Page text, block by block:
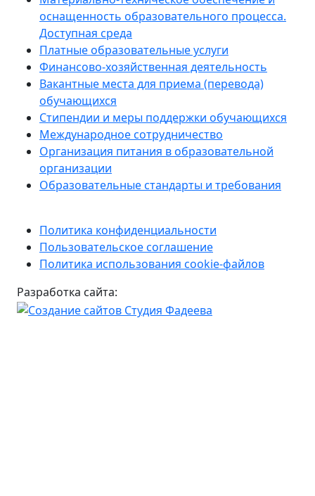
оснащенность образовательного процесса.
Доступная среда
Платные образовательные услуги
Финансово-хозяйственная деятельность
Вакантные места для приема (перевода)
обучающихся
Стипендии и меры поддержки обучающихся
Международное сотрудничество
Организация питания в образовательной
организации
Образовательные стандарты и требования
Политика конфиденциальности
Пользовательское соглашение
Политика использования cookie-файлов
Разработка сайта: